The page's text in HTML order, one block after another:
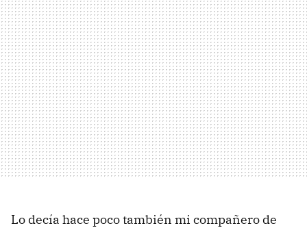
Lo decía hace poco también mi compañero de